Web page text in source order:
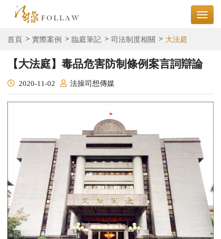
首頁 實際案例 臨庭筆記 司法制度相關 大法庭
【大法庭】毒品危害防制條例案言詞辯論
2020-11-02 法操司想傳媒